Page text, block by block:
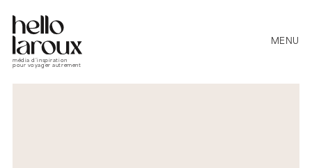
média d’inspiration
pour voyager autrement
MENU